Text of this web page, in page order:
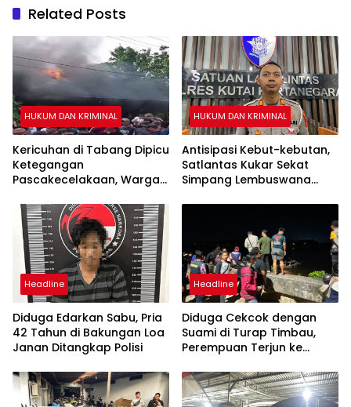
Related Posts
HUKUM DAN KRIMINAL
Kericuhan di Tabang Dipicu
Ketegangan
Pascakecelakaan, Warga
HUKUM DAN KRIMINAL
Antisipasi Kebut-kebutan,
Satlantas Kukar Sekat
Simpang Lembuswana
Headline
Diduga Edarkan Sabu, Pria
42 Tahun di Bakungan Loa
Janan Ditangkap Polisi
Headline
Diduga Cekcok dengan
Suami di Turap Timbau,
Perempuan Terjun ke